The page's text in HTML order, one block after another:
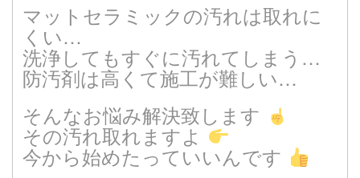
マットセラミックの汚れは取れに
くい…
洗浄してもすぐに汚れてしまう…
防汚剤は高くて施工が難しい…
そんなお悩み解決致します
その汚れ取れますよ
今から始めたっていいんです